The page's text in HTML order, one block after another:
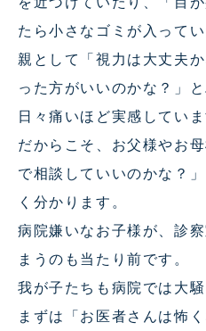
たら小さなゴミが入って
親として「視力は大丈夫
った方がいいのかな？」
日々痛いほど実感していま
だからこそ、お父様やお
で相談していいのかな？
く分かります。
病院嫌いなお子様が、診
まうのも当たり前です。
我が子たちも病院では大騒
まずは「お医者さんは怖